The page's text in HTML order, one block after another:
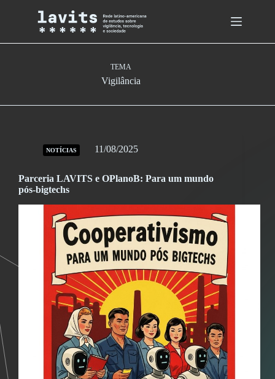
TEMA
Vigilância
NOTÍCIAS 11/08/2025
Parceria LAVITS e OPlanoB: Para um mundo
pós-bigtechs